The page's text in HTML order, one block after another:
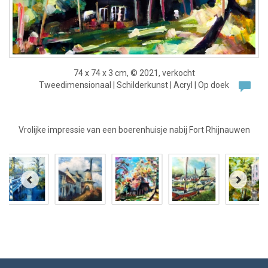
74 x 74 x 3 cm, © 2021, verkocht
Tweedimensionaal | Schilderkunst | Acryl | Op doek
Vrolijke impressie van een boerenhuisje nabij Fort Rhijnauwen